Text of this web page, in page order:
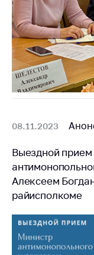
08.11.2023
Выездной
Алексеем
райисполкоме